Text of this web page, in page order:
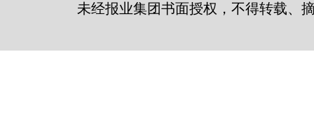
未经报业集团书面授权，不得转载、